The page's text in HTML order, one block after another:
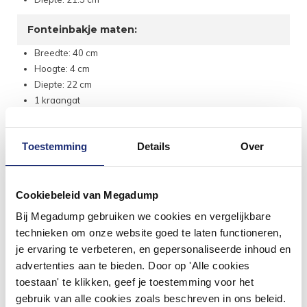
Toestemming Details Over
Cookiebeleid van Megadump
Bij Megadump gebruiken we cookies en vergelijkbare
technieken om onze website goed te laten functioneren,
je ervaring te verbeteren, en gepersonaliseerde inhoud en
advertenties aan te bieden. Door op 'Alle cookies
toestaan' te klikken, geef je toestemming voor het
gebruik van alle cookies zoals beschreven in ons beleid.
Fonteinbakje maten:
Breedte: 40 cm
Hoogte: 4 cm
Diepte: 22 cm
1 kraangat
Omkeerbaar